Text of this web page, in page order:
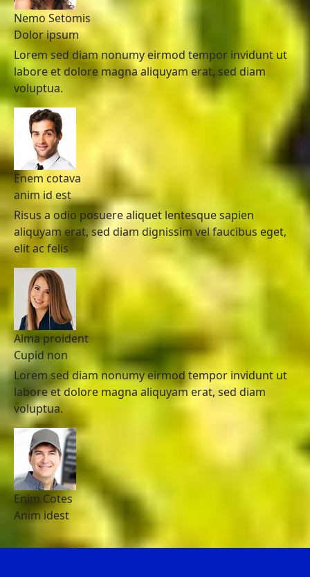
Nemo Setomis
Dolor ipsum
Lorem sed diam nonumy eirmod tempor invidunt ut
labore et dolore magna aliquyam erat, sed diam
voluptua.
Enem cotava
anim id est
Risus a odio posuere aliquet lentesque sapien
aliquyam erat, sed diam dignissim vel faucibus eget,
elit ac felis
Alma proident
Cupid non
Lorem sed diam nonumy eirmod tempor invidunt ut
labore et dolore magna aliquyam erat, sed diam
voluptua.
Enim Cotes
Anim idest